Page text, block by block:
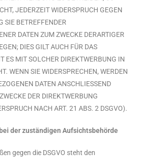
JEDERZEIT WIDERSPRUCH GEGEN
SIE BETREFFENDER
DATEN ZUM ZWECKE DERARTIGER
DIES GILT AUCH FÜR DAS
ES MIT SOLCHER DIREKTWERBUNG IN
WENN SIE WIDERSPRECHEN, WERDEN
DATEN ANSCHLIESSEND
DER DIREKTWERBUNG
NACH ART. 21 ABS. 2 DSGVO).
der zuständigen Aufsichtsbehörde
gegen die DSGVO steht den